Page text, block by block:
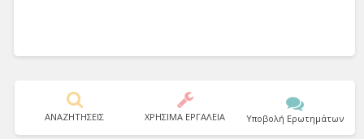
ΑΝΑΖΗΤΗΣΕΙΣ ΧΡΗΣΙΜΑ ΕΡΓΑΛΕΙΑ Υποβολή Ερωτημάτων